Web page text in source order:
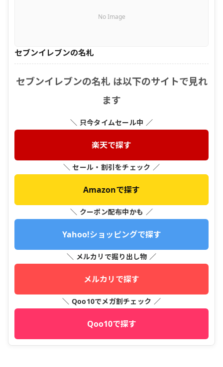
No Image
セブンイレブンの名札
セブンイレブンの名札 は以下のサイトで見れ
ます
＼ 只今タイムセール中 ／
楽天で探す
＼ セール・割引をチェック ／
Amazonで探す
＼ クーポン配布中かも ／
Yahoo!ショッピングで探す
＼ メルカリで掘り出し物 ／
メルカリで探す
＼ Qoo10でメガ割チェック ／
Qoo10で探す